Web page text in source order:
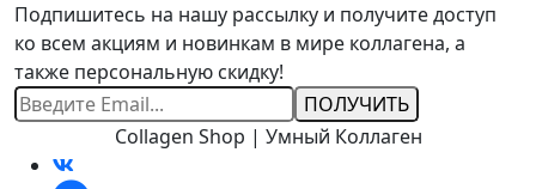
Подпишитесь на нашу рассылку и получите доступ
ко всем акциям и новинкам в мире коллагена, а
также персональную скидку!
Ваш
Email
Collagen Shop | Умный Коллаген